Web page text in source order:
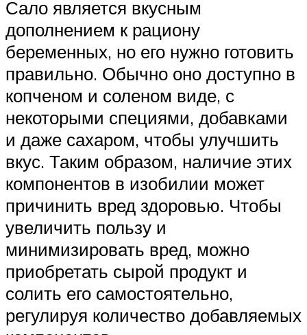
Сало является вкусным
дополнением к рациону
беременных, но его нужно готовить
правильно. Обычно оно доступно в
копченом и соленом виде, с
некоторыми специями, добавками
и даже сахаром, чтобы улучшить
вкус. Таким образом, наличие этих
компонентов в изобилии может
причинить вред здоровью. Чтобы
увеличить пользу и
минимизировать вред, можно
приобретать сырой продукт и
солить его самостоятельно,
регулируя количество добавляемых